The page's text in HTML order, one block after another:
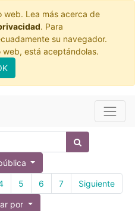
web. Lea más acerca de
. Para
su navegador.
web, está aceptándolas.
5 6 7 Siguiente
por